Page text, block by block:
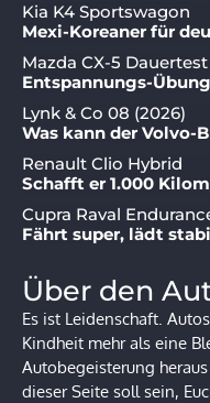
Kia K4 Sportswagon
Mexi-Koreaner für
Mazda CX-5 Dauertest
Entspannungs-Übung
Lynk & Co 08 (2026)
Was kann der Volvo-
Renault Clio Hybrid
Schafft er 1.000
Cupra Raval
Fährt super, lädt
Über den
Es ist Leidenschaft.
Kindheit mehr als eine
Autobegeisterung
dieser Seite soll sein,